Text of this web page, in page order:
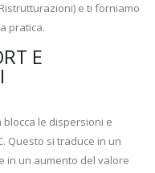
e ti forniamo
pratica.
E
le dispersioni e
Questo si traduce in un
e in un aumento del valore